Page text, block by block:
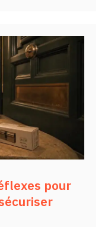
pour